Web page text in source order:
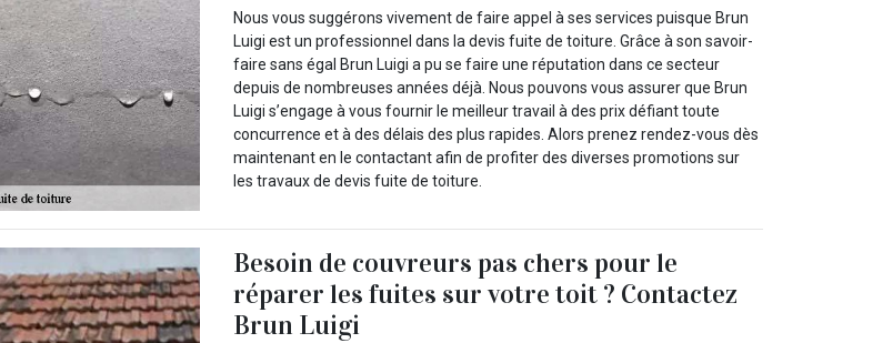
Nous vous suggérons vivement de faire appel à ses services puisque Brun
Luigi est un professionnel dans la devis fuite de toiture. Grâce à son savoir-
faire sans égal Brun Luigi a pu se faire une réputation dans ce secteur
depuis de nombreuses années déjà. Nous pouvons vous assurer que Brun
Luigi s’engage à vous fournir le meilleur travail à des prix défiant toute
concurrence et à des délais des plus rapides. Alors prenez rendez-vous dès
maintenant en le contactant afin de profiter des diverses promotions sur
les travaux de devis fuite de toiture.
Besoin de couvreurs pas chers pour le
réparer les fuites sur votre toit ? Contactez
Brun Luigi